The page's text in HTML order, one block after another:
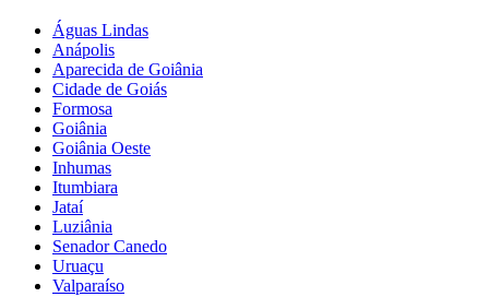
Águas Lindas
Anápolis
Aparecida de Goiânia
Cidade de Goiás
Formosa
Goiânia
Goiânia Oeste
Inhumas
Itumbiara
Jataí
Luziânia
Senador Canedo
Uruaçu
Valparaíso